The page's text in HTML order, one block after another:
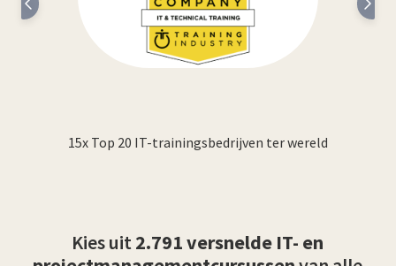
15x Top 20 IT-trainingsbedrijven ter wereld
Kies uit2.791 versnelde IT- en